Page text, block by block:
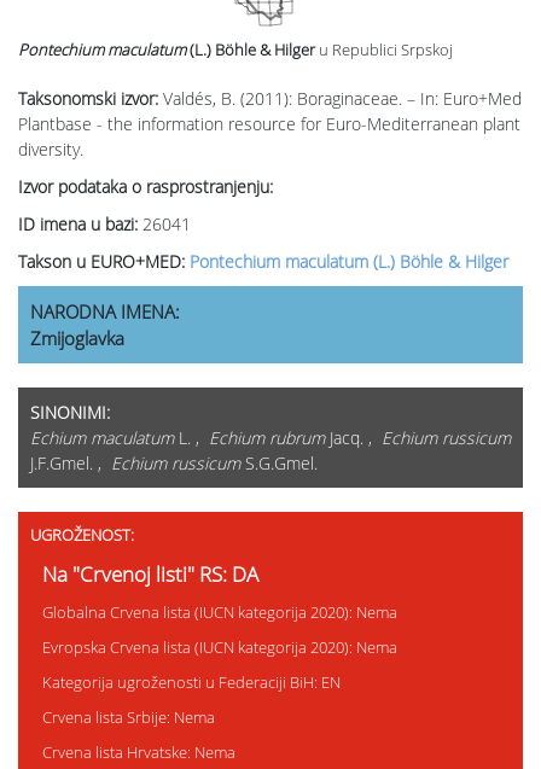
Taksonomski izvor: Valdés, B. (2011): Boraginaceae. – In: Euro+Med
Plantbase - the information resource for Euro-Mediterranean plant
diversity.
Izvor podataka o rasprostranjenju:
ID imena u bazi: 26041
Takson u EURO+MED: Pontechium maculatum (L.) Böhle & Hilger
Pontechium maculatum(L.) Böhle & Hilger u Republici Srpskoj
NARODNA IMENA:
Zmijoglavka
SINONIMI:
Echium maculatumL. , Echium rubrumJacq. , Echium russicum
J.F.Gmel. , Echium russicumS.G.Gmel.
UGROŽENOST:
Na "Crvenoj listi" RS: DA
Globalna Crvena lista (IUCN kategorija 2020): Nema
Evropska Crvena lista (IUCN kategorija 2020): Nema
Kategorija ugroženosti u Federaciji BiH: EN
Crvena lista Srbije: Nema
Crvena lista Hrvatske: Nema